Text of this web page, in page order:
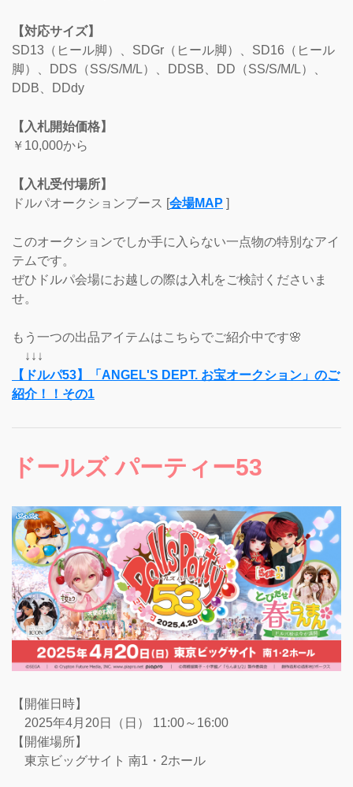
【対応サイズ】
SD13（ヒール脚）、SDGr（ヒール脚）、SD16（ヒール
脚）、DDS（SS/S/M/L）、DDSB、DD（SS/S/M/L）、
DDB、DDdy
【入札開始価格】
￥10,000から
【入札受付場所】
ドルパオークションブース [会場MAP ]
このオークションでしか手に入らない一点物の特別なアイ
テムです。
ぜひドルパ会場にお越しの際は入札をご検討くださいま
せ。
もう一つの出品アイテムはこちらでご紹介中です🌸
↓↓↓
【ドルパ53】「ANGEL'S DEPT. お宝オークション」のご
紹介！！その1
ドールズ パーティー53
【開催日時】
2025年4月20日（日） 11:00～16:00
【開催場所】
東京ビッグサイト 南1・2ホール